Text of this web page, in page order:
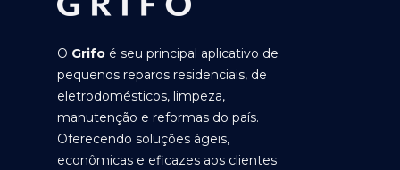
O Grifo é seu principal aplicativo de
pequenos reparos residenciais, de
eletrodomésticos, limpeza,
manutenção e reformas do país.
Oferecendo soluções ágeis,
econômicas e eficazes aos clientes